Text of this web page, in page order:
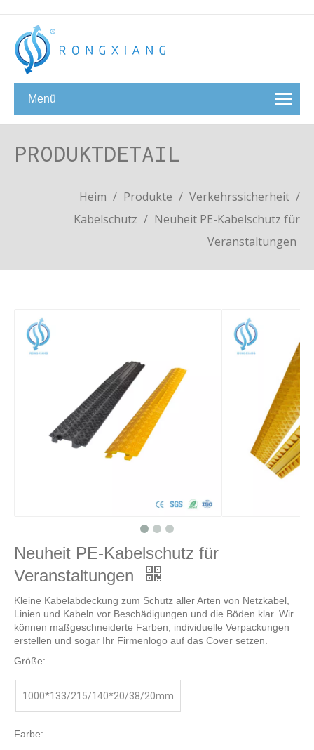
Menü
PRODUKTDETAIL
Heim / Produkte / Verkehrssicherheit /
Kabelschutz / Neuheit PE-Kabelschutz für
Veranstaltungen
Neuheit PE-Kabelschutz für
Veranstaltungen
Kleine Kabelabdeckung zum Schutz aller Arten von Netzkabel,
Linien und Kabeln vor Beschädigungen und die Böden klar. Wir
können maßgeschneiderte Farben, individuelle Verpackungen
erstellen und sogar Ihr Firmenlogo auf das Cover setzen.
Größe:
1000*133/215/140*20/38/20mm
Farbe: